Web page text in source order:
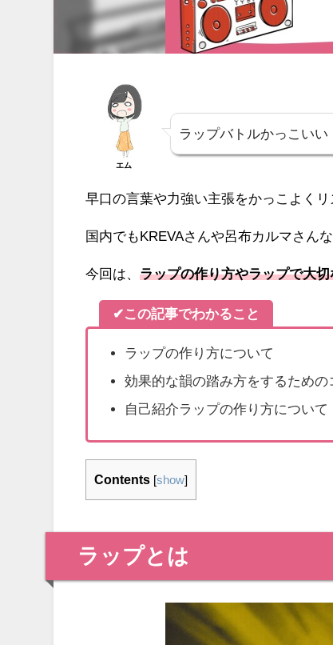
エム
ラップバトルかっこい
早口の言葉や力強い主張をかっこよく
国内でもKREVAさんや呂布カルマさん
今回は、ラップの作り方やラップで大
✔この記事でわかること
ラップの作り方について
効果的な韻の踏み方をするための
自己紹介ラップの作り方について
Contents [show]
ラップとは